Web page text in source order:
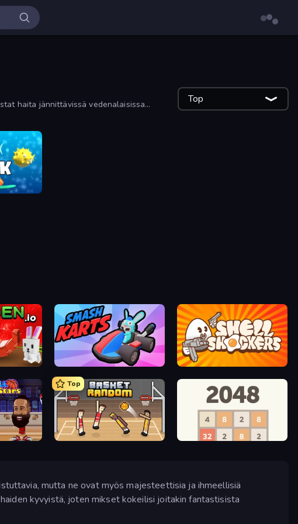
haita jännittävissä vedenalaisissa
Top
Smash Karts Shell Shockers
Top
Basket Random
mutta ne ovat myös majesteettisia ja ihmeellisiä
kyvyistä, joten mikset kokeilisi joitakin fantastisista